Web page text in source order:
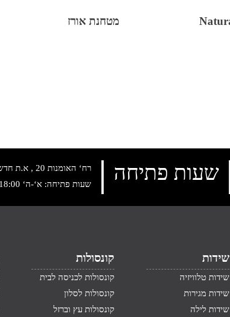
מטחנת אורז
רח‘ האומנות 20 , א.ת חדש נתניה, טלפון:
שעות פתיחה: א‘-ה‘ 10:00-18:00 , שישי: 9:00-14:00
שעות פתיחה
שידות
שידות טלוויזיה
שידות מגירות
שידות לילה
קונסולות
קונסולות לכניסה לבית
קונסולות לסלון
קונסולות עץ וברזל